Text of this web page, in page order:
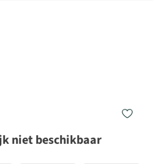
niet beschikbaar